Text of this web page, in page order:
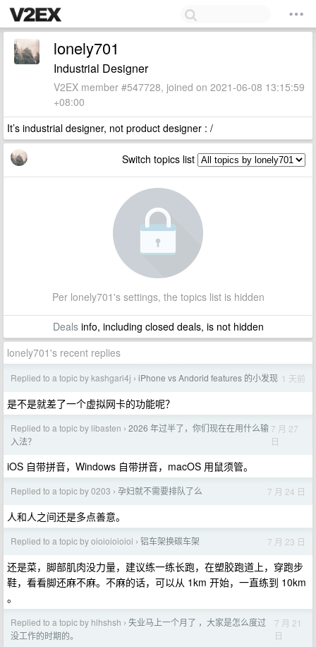
lonely701
Industrial Designer
V2EX member #547728, joined on 2021-06-08 13:15:59
+08:00
It’s industrial designer, not product designer : /
Switch topics list
Per lonely701's settings, the topics list is hidden
Dealsinfo, including closed deals, is not hidden
lonely701's recent replies
Replied to a topic by kashgari4j › iPhone vs Andorid features 的小发现 1 天前
是不是就差了一个虚拟网卡的功能呢？
Replied to a topic by libasten › 2026 年过半了，你们现在在用什么输
入法？
7 月 27
日
iOS 自带拼音，Windows 自带拼音，macOS 用鼠须管。
Replied to a topic by 0203 › 孕妇就不需要排队了么 7 月 24 日
人和人之间还是多点善意。
Replied to a topic by oioioioioioi › 铝车架换碳车架 7 月 23 日
还是菜，脚部肌肉没力量，建议练一练长跑，在塑胶跑道上，穿跑步
鞋，看看脚还麻不麻。不麻的话，可以从 1km 开始，一直练到 10km
。
Replied to a topic by hlhshsh › 失业马上一个月了 ，大家是怎么度过
没工作的时期的。
7 月 21
日